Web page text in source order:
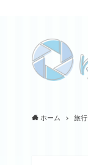
ホーム 旅行